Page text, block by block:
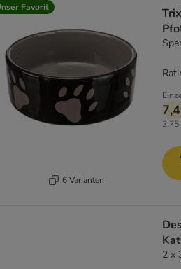
Favorit
6 Varianten
3,75
2 x